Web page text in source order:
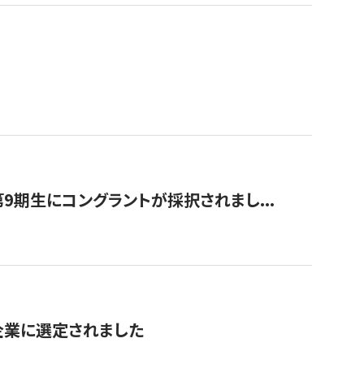
9期生にコングラントが採択されまし...
に選定されました